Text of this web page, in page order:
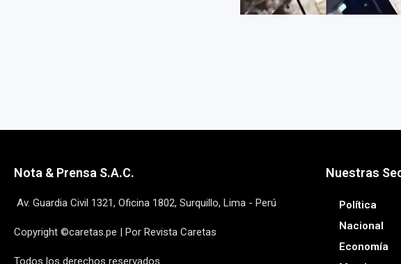
Nota & Prensa S.A.C.
Av. Guardia Civil 1321, Oficina 1802, Surquillo, Lima - Perú
Copyright ©caretas.pe | Por Revista Caretas
Todos los derechos reservados
Nuestras
Política
Nacional
Economía